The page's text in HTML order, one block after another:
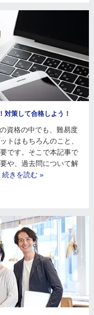
対策して合格しよう！
資格の中でも、難易度
トはもちろんのこと、
です。そこで本記事で
や、過去問について解
続きを読む »